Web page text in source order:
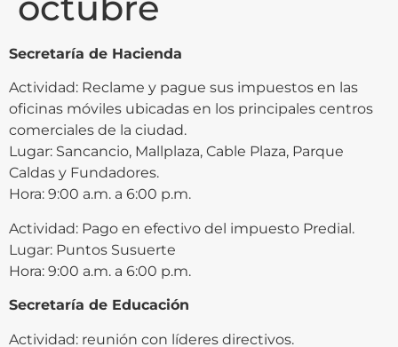
Secretaría de Hacienda
Actividad: Reclame y pague sus impuestos en las
oficinas móviles ubicadas en los principales centros
comerciales de la ciudad.
Lugar: Sancancio, Mallplaza, Cable Plaza, Parque
Caldas y Fundadores.
Hora: 9:00 a.m. a 6:00 p.m.
Actividad: Pago en efectivo del impuesto Predial.
Lugar: Puntos Susuerte
Hora: 9:00 a.m. a 6:00 p.m.
Secretaría de Educación
Actividad: reunión con líderes directivos.